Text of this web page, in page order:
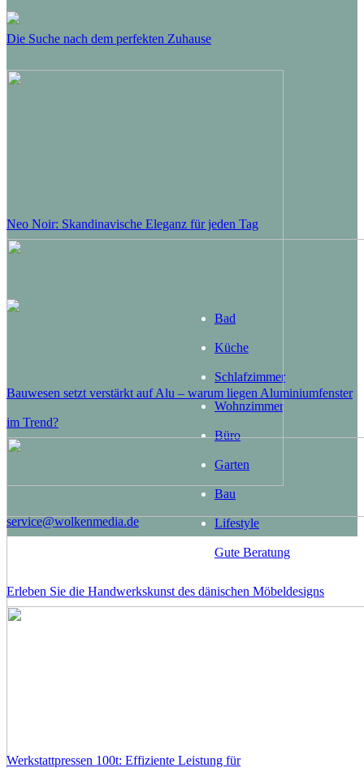
Die Suche nach dem perfekten Zuhause
Neo Noir: Skandinavische Eleganz für jeden Tag
Bauwesen setzt verstärkt auf Alu – warum liegen Aluminiumfenster
im Trend?
Erleben Sie die Handwerkskunst des dänischen Möbeldesigns
Werkstattpressen 100t: Effiziente Leistung für
Bad
Küche
Schlafzimmer
Wohnzimmer
Büro
Garten
Bau
Lifestyle
Gute Beratung
service@wolkenmedia.de